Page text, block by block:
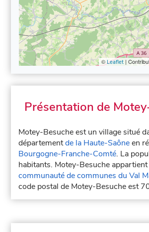
©Leaflet|
Présentation de
Motey-Besuche est un village situé
départementde la Haute-Saôneen
Bourgogne-Franche-Comté. La
habitants. Motey-Besuche appartient
communauté de communes du Val
code postal de Motey-Besuche est